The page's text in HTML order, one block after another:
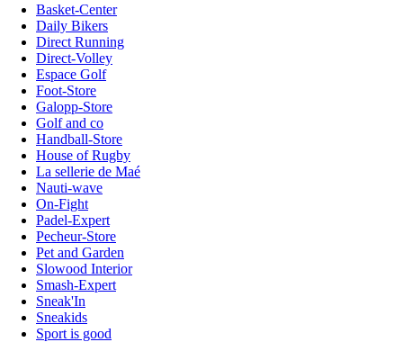
Basket-Center
Daily Bikers
Direct Running
Direct-Volley
Espace Golf
Foot-Store
Galopp-Store
Golf and co
Handball-Store
House of Rugby
La sellerie de Maé
Nauti-wave
On-Fight
Padel-Expert
Pecheur-Store
Pet and Garden
Slowood Interior
Smash-Expert
Sneak'In
Sneakids
Sport is good